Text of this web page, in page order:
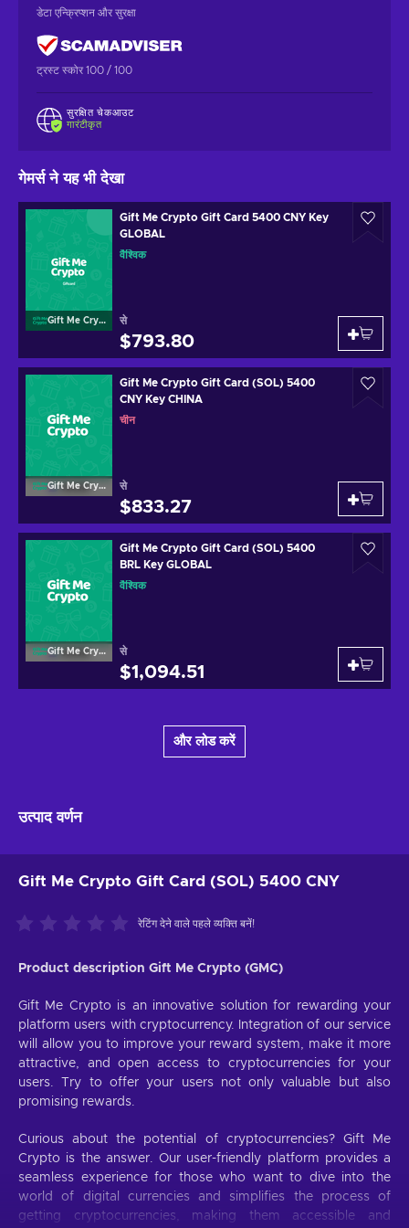
डेटा एन्क्रिप्शन और सुरक्षा
ट्रस्ट स्कोर 100 / 100
सुरक्षित चेकआउट
गारंटीकृत
गेमर्स ने यह भी देखा
Gift Me Crypto
Gift Me Crypto Gift Card 5400 CNY Key
GLOBAL
वैश्विक
से
$793.80
Gift Me Crypto
Gift Me Crypto Gift Card (SOL) 5400
CNY Key CHINA
चीन
से
$833.27
Gift Me Crypto
Gift Me Crypto Gift Card (SOL) 5400
BRL Key GLOBAL
वैश्विक
से
$1,094.51
और लोड करें
उत्पाद वर्णन
Gift Me Crypto Gift Card (SOL) 5400 CNY
रेटिंग देने वाले पहले व्यक्ति बनें!
Product description Gift Me Crypto (GMC)
Gift Me Crypto is an innovative solution for rewarding your
platform users with cryptocurrency. Integration of our service
will allow you to improve your reward system, make it more
attractive, and open access to cryptocurrencies for your
users. Try to offer your users not only valuable but also
promising rewards.
Curious about the potential of cryptocurrencies? Gift Me
Crypto is the answer. Our user-friendly platform provides a
seamless experience for those who want to dive into the
world of digital currencies and simplifies the process of
getting cryptocurrencies, making them accessible and